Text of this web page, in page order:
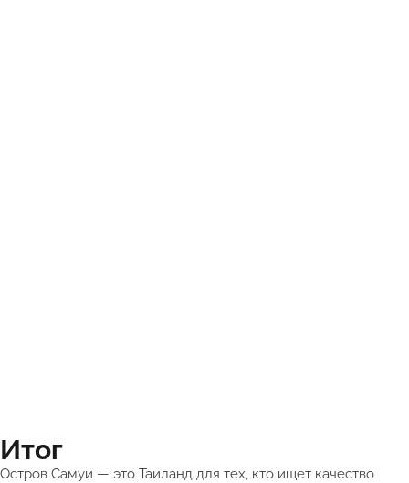
Итог
Остров Самуи — это Таиланд для тех, кто ищет качество